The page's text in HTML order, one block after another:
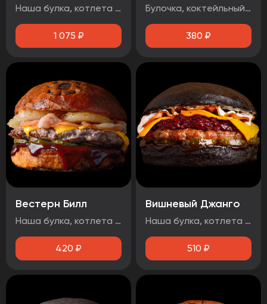
Наша булка, котлета говяжья 2шт, помидор, огурец маринованный, луковые кольца, бекон, лист салата, сыр чеддер, соус барбекю, соус медово-горчичный
1 075 ₽
Булочка, коктейльный соус, маринованный огурец, помидоры, фирменная курица в панировке, сыр чеддер, бекон.
380 ₽
Вестерн Билл
Наша булка, котлета говяжья, луковые кольца, огурец маринованный, бекон, сыр чеддер, соус барбекю.
420 ₽
Вишневый Джанго
Наша булка, котлета говяжья, бекон, огурец маринованный, вишнёвый чатни, сыр чеддер, соус барбекю, чесночный соус, Осторожно! Могут попадаться косточки вишни!
510 ₽